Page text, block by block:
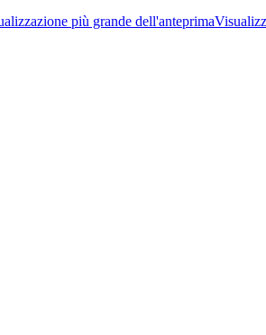
più grande dell'anteprima